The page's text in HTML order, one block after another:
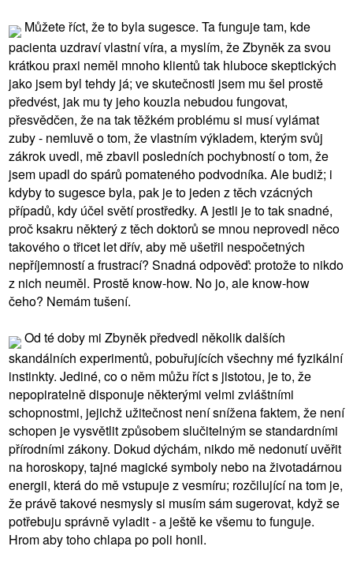
Můžete říct, že to byla sugesce. Ta funguje tam, kde
pacienta uzdraví vlastní víra, a myslím, že Zbyněk za svou
krátkou praxi neměl mnoho klientů tak hluboce skeptických
jako jsem byl tehdy já; ve skutečnosti jsem mu šel prostě
předvést, jak mu ty jeho kouzla nebudou fungovat,
přesvědčen, že na tak těžkém problému si musí vylámat
zuby - nemluvě o tom, že vlastním výkladem, kterým svůj
zákrok uvedl, mě zbavil posledních pochybností o tom, že
jsem upadl do spárů pomateného podvodníka. Ale budiž; i
kdyby to sugesce byla, pak je to jeden z těch vzácných
případů, kdy účel světí prostředky. A jestli je to tak snadné,
proč ksakru některý z těch doktorů se mnou neprovedl něco
takového o třicet let dřív, aby mě ušetřil nespočetných
nepříjemností a frustrací? Snadná odpověď: protože to nikdo
z nich neuměl. Prostě know-how. No jo, ale know-how
čeho? Nemám tušení.
Od té doby mi Zbyněk předvedl několik dalších
skandálních experimentů, pobuřujících všechny mé fyzikální
instinkty. Jediné, co o něm můžu říct s jistotou, je to, že
nepopiratelně disponuje některými velmi zvláštními
schopnostmi, jejichž užitečnost není snížena faktem, že není
schopen je vysvětlit způsobem slučitelným se standardními
přírodními zákony. Dokud dýchám, nikdo mě nedonutí uvěřit
na horoskopy, tajné magické symboly nebo na životadárnou
energii, která do mě vstupuje z vesmíru; rozčilující na tom je,
že právě takové nesmysly si musím sám sugerovat, když se
potřebuju správně vyladit - a ještě ke všemu to funguje.
Hrom aby toho chlapa po poli honil.